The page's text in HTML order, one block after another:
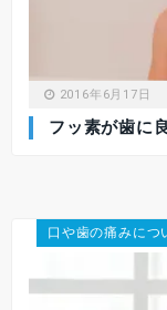
2016年6月17日
フッ素が歯に
口や歯の痛みにつ